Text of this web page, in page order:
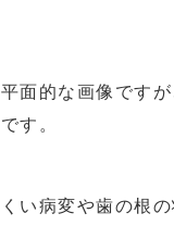
面的な画像です
す。
い病変や歯の根